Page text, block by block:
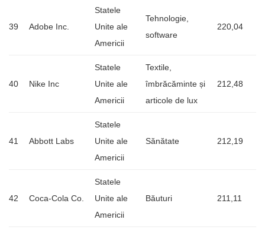
39 Adobe Inc.
Statele
Unite ale
Americii
Tehnologie,
software
220,04
40 Nike Inc
Statele
Unite ale
Americii
Textile,
îmbrăcăminte și
articole de lux
212,48
41 Abbott Labs
Statele
Unite ale
Americii
Sănătate 212,19
42 Coca-Cola Co.
Statele
Unite ale
Americii
Băuturi 211,11